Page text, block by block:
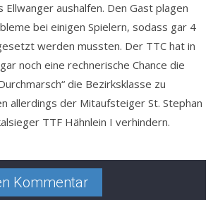
Ellwanger aushalfen. Den Gast plagen
bei einigen Spielern, sodass gar 4
werden mussten. Der TTC hat in
noch eine rechnerische Chance die
die Bezirksklasse zu
allerdings der Mitaufsteiger St. Stephan
TTF Hähnlein I verhindern.
Kommentar